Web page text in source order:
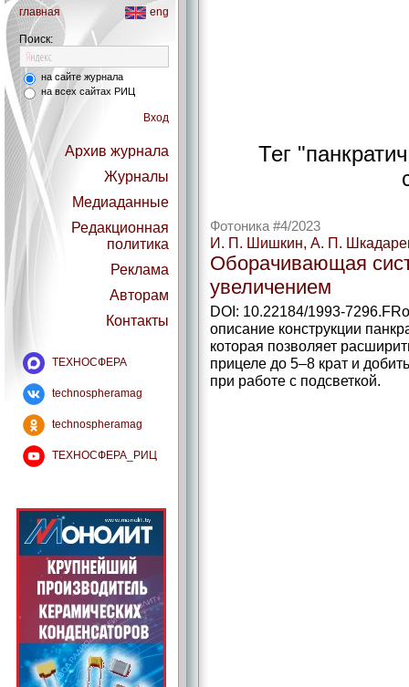
главная eng
Поиск:
на сайте журнала
на всех сайтах РИЦ
Вход
Архив журнала
Журналы
Медиаданные
Редакционная
политика
Реклама
Авторам
Контакты
ТЕХНОСФЕРА
technospheramag
technospheramag
ТЕХНОСФЕРА_РИЦ
Тег
Фотоника #4/2023
И. П. Шишкин, А. П.
Оборачивающая
увеличением
DOI: 10.22184/1993-
описание конструкции
которая позволяет
прицеле до 5–8 крат и
при работе с подсветкой.